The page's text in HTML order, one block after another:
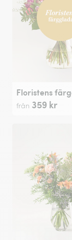
från 359 kr